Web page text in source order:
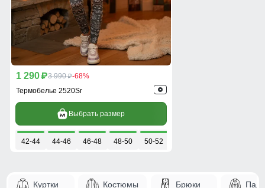
1 290 p3 990 p-68%
Термобелье 2520Sr
Выбрать размер
42-44 44-46 46-48 48-50 50-52
Куртки Костюмы Брюки